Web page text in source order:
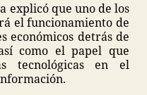
explicó que uno de los
el funcionamiento de
económicos detrás de
como el papel que
tecnológicas en el